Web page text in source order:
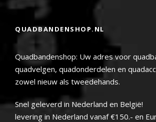
QUADBANDENSHOP.NL
Quadbandenshop: Uw adres voor
quadvelgen, quadonderdelen en
zowel nieuw als tweedehands.
Snel geleverd in Nederland en
levering in Nederland vanaf €150.- en